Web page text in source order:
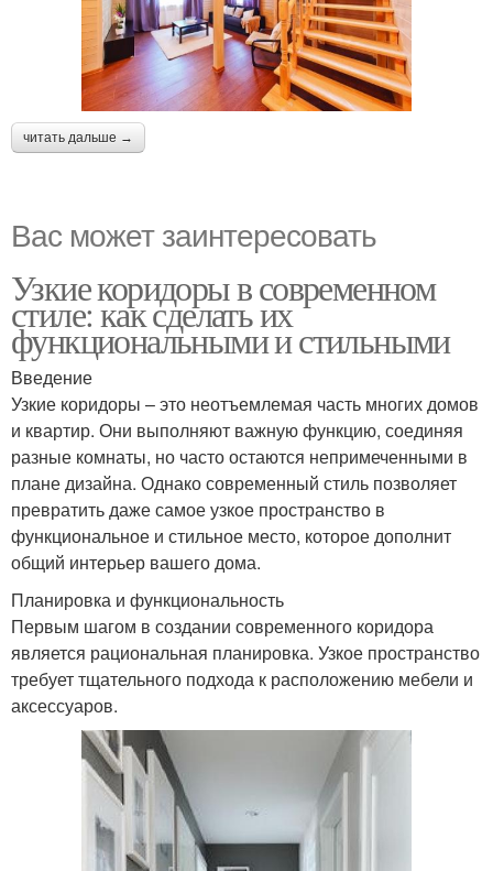
читать дальше →
Вас может заинтересовать
Узкие коридоры в современном
стиле: как сделать их
функциональными и стильными
Введение
Узкие коридоры – это неотъемлемая часть многих домов
и квартир. Они выполняют важную функцию, соединяя
разные комнаты, но часто остаются непримеченными в
плане дизайна. Однако современный стиль позволяет
превратить даже самое узкое пространство в
функциональное и стильное место, которое дополнит
общий интерьер вашего дома.
Планировка и функциональность
Первым шагом в создании современного коридора
является рациональная планировка. Узкое пространство
требует тщательного подхода к расположению мебели и
аксессуаров.